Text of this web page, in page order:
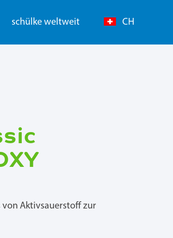
schülke weltweit CH
von Aktivsauerstoff zur